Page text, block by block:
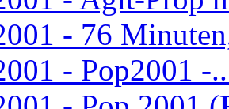
- 76
- Pop2001 -